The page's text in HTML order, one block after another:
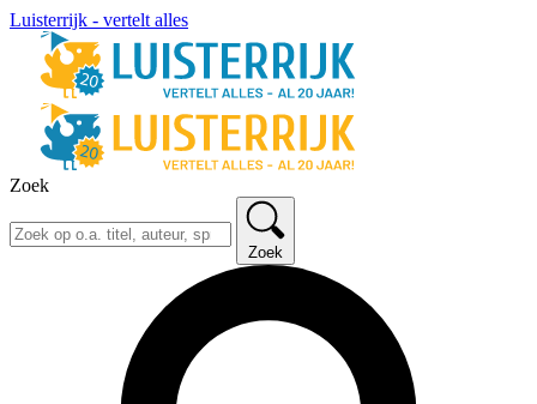
Luisterrijk - vertelt alles
Zoek
Zoek